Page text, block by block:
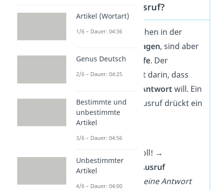
Frage oder Ausruf?
Manche Sätze sehen in der
Fragen, sind aber
eigentlichAusrufe. Der
Unterschied liegt darin, dass
Antwort will. Ein
frageförmiger Ausruf drückt ein
Gefühlaus.
Beispiele:
Ist das nicht toll! →
Frageförmiger Ausruf
(Begeisterung, keine Antwort
Artikel (Wortart)
1/6 – Dauer: 04:36
Genus Deutsch
2/6 – Dauer: 04:25
Bestimmte und
unbestimmte
Artikel
3/6 – Dauer: 04:56
Unbestimmter
Artikel
4/6 – Dauer: 04:00